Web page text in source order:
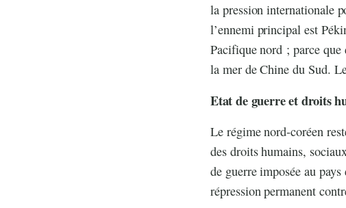
la pression internationale
l’ennemi principal est
Pacifique nord ; parce que
la mer de Chine du Sud.
Etat de guerre et droits
Le régime nord-coréen
des droits humains,
de guerre imposée au
répression permanent